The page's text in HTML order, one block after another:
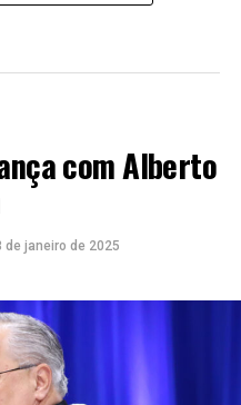
com Alberto
de janeiro de 2025